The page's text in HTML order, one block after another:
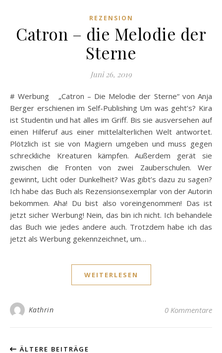
REZENSION
Catron – die Melodie der
Sterne
Juni 26, 2019
# Werbung „Catron – Die Melodie der Sterne“ von Anja
Berger erschienen im Self-Publishing Um was geht’s? Kira
ist Studentin und hat alles im Griff. Bis sie ausversehen auf
einen Hilferuf aus einer mittelalterlichen Welt antwortet.
Plötzlich ist sie von Magiern umgeben und muss gegen
schreckliche Kreaturen kämpfen. Außerdem gerät sie
zwischen die Fronten von zwei Zauberschulen. Wer
gewinnt, Licht oder Dunkelheit? Was gibt’s dazu zu sagen?
Ich habe das Buch als Rezensionsexemplar von der Autorin
bekommen. Aha! Du bist also voreingenommen! Das ist
jetzt sicher Werbung! Nein, das bin ich nicht. Ich behandele
das Buch wie jedes andere auch. Trotzdem habe ich das
jetzt als Werbung gekennzeichnet, um…
WEITERLESEN
Kathrin 0 Kommentare
ÄLTERE BEITRÄGE